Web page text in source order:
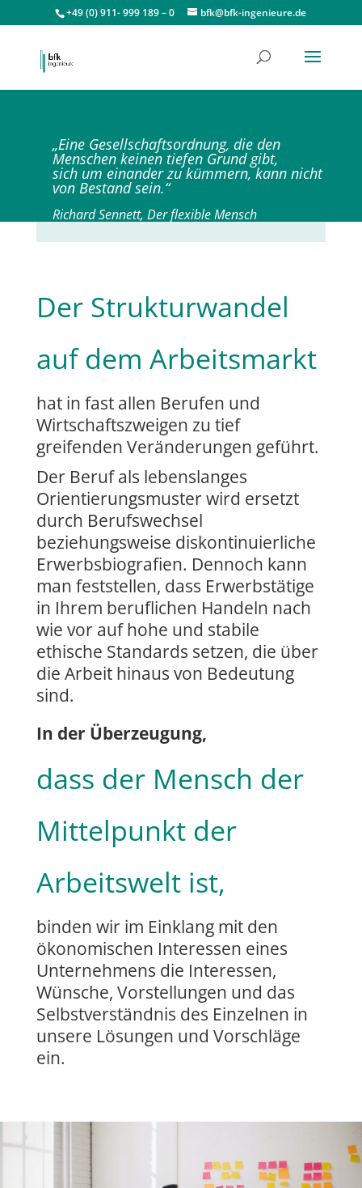
+49 (0) 911- 999 189 – 0 bfk@bfk-ingenieure.de
„Eine Gesellschaftsordnung, die den
Menschen keinen tiefen Grund gibt,
sich um einanderzu kümmern, kann nicht
von Bestand sein.“
Richard Sennett, Der flexible Mensch
Der Strukturwandel
auf dem Arbeitsmarkt
hat in fast allen Berufen und
Wirtschaftszweigen zu tief
greifenden Veränderungen geführt.
Der Beruf als lebenslanges
Orientierungsmuster wird ersetzt
durch Berufswechsel
beziehungsweise diskontinuierliche
Erwerbsbiografien. Dennoch kann
man feststellen, dass Erwerbstätige
in Ihrem beruflichen Handeln nach
wie vor auf hohe und stabile
ethische Standards setzen, die über
die Arbeit hinaus von Bedeutung
sind.
In der Überzeugung,
dass der Mensch der
Mittelpunkt der
Arbeitswelt ist,
binden wir im Einklang mit den
ökonomischen Interessen eines
Unternehmens die Interessen,
Wünsche, Vorstellungen und das
Selbstverständnis des Einzelnen in
unsere Lösungen und Vorschläge
ein.